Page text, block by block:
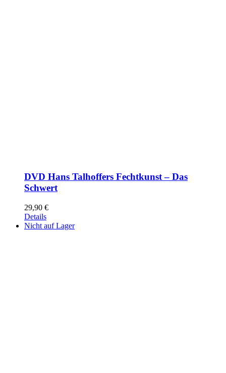
DVD Hans Talhoffers Fechtkunst – Das
Schwert
29,90 €
Details
Nicht auf Lager